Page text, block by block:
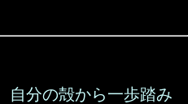
自分の殻から一歩踏み